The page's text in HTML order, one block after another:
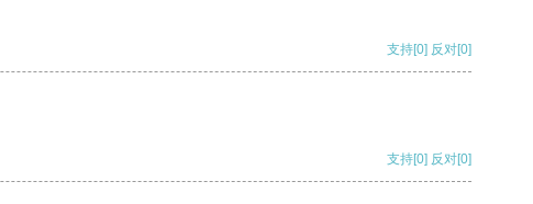
支持[0] 反对[0]
支持[0] 反对[0]